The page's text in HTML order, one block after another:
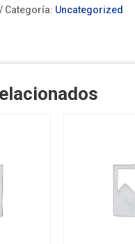
Categoría: Uncategorized